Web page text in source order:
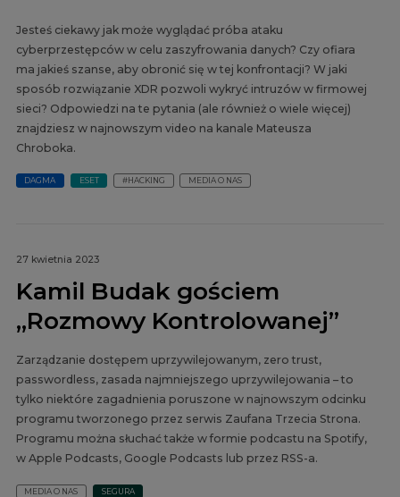
Jesteś ciekawy jak może wyglądać próba ataku
cyberprzestępców w celu zaszyfrowania danych? Czy ofiara
ma jakieś szanse, aby obronić się w tej konfrontacji? W jaki
sposób rozwiązanie XDR pozwoli wykryć intruzów w firmowej
sieci? Odpowiedzi na te pytania (ale również o wiele więcej)
znajdziesz w najnowszym video na kanale Mateusza
Chroboka.
DAGMA ESET #HACKING MEDIA O NAS
27 kwietnia 2023
Kamil Budak gościem
„Rozmowy Kontrolowanej”
Zarządzanie dostępem uprzywilejowanym, zero trust,
passwordless, zasada najmniejszego uprzywilejowania – to
tylko niektóre zagadnienia poruszone w najnowszym odcinku
programu tworzonego przez serwis Zaufana Trzecia Strona.
Programu można słuchać także w formie podcastu na Spotify,
w Apple Podcasts, Google Podcasts lub przez RSS-a.
MEDIA O NAS SEGURA